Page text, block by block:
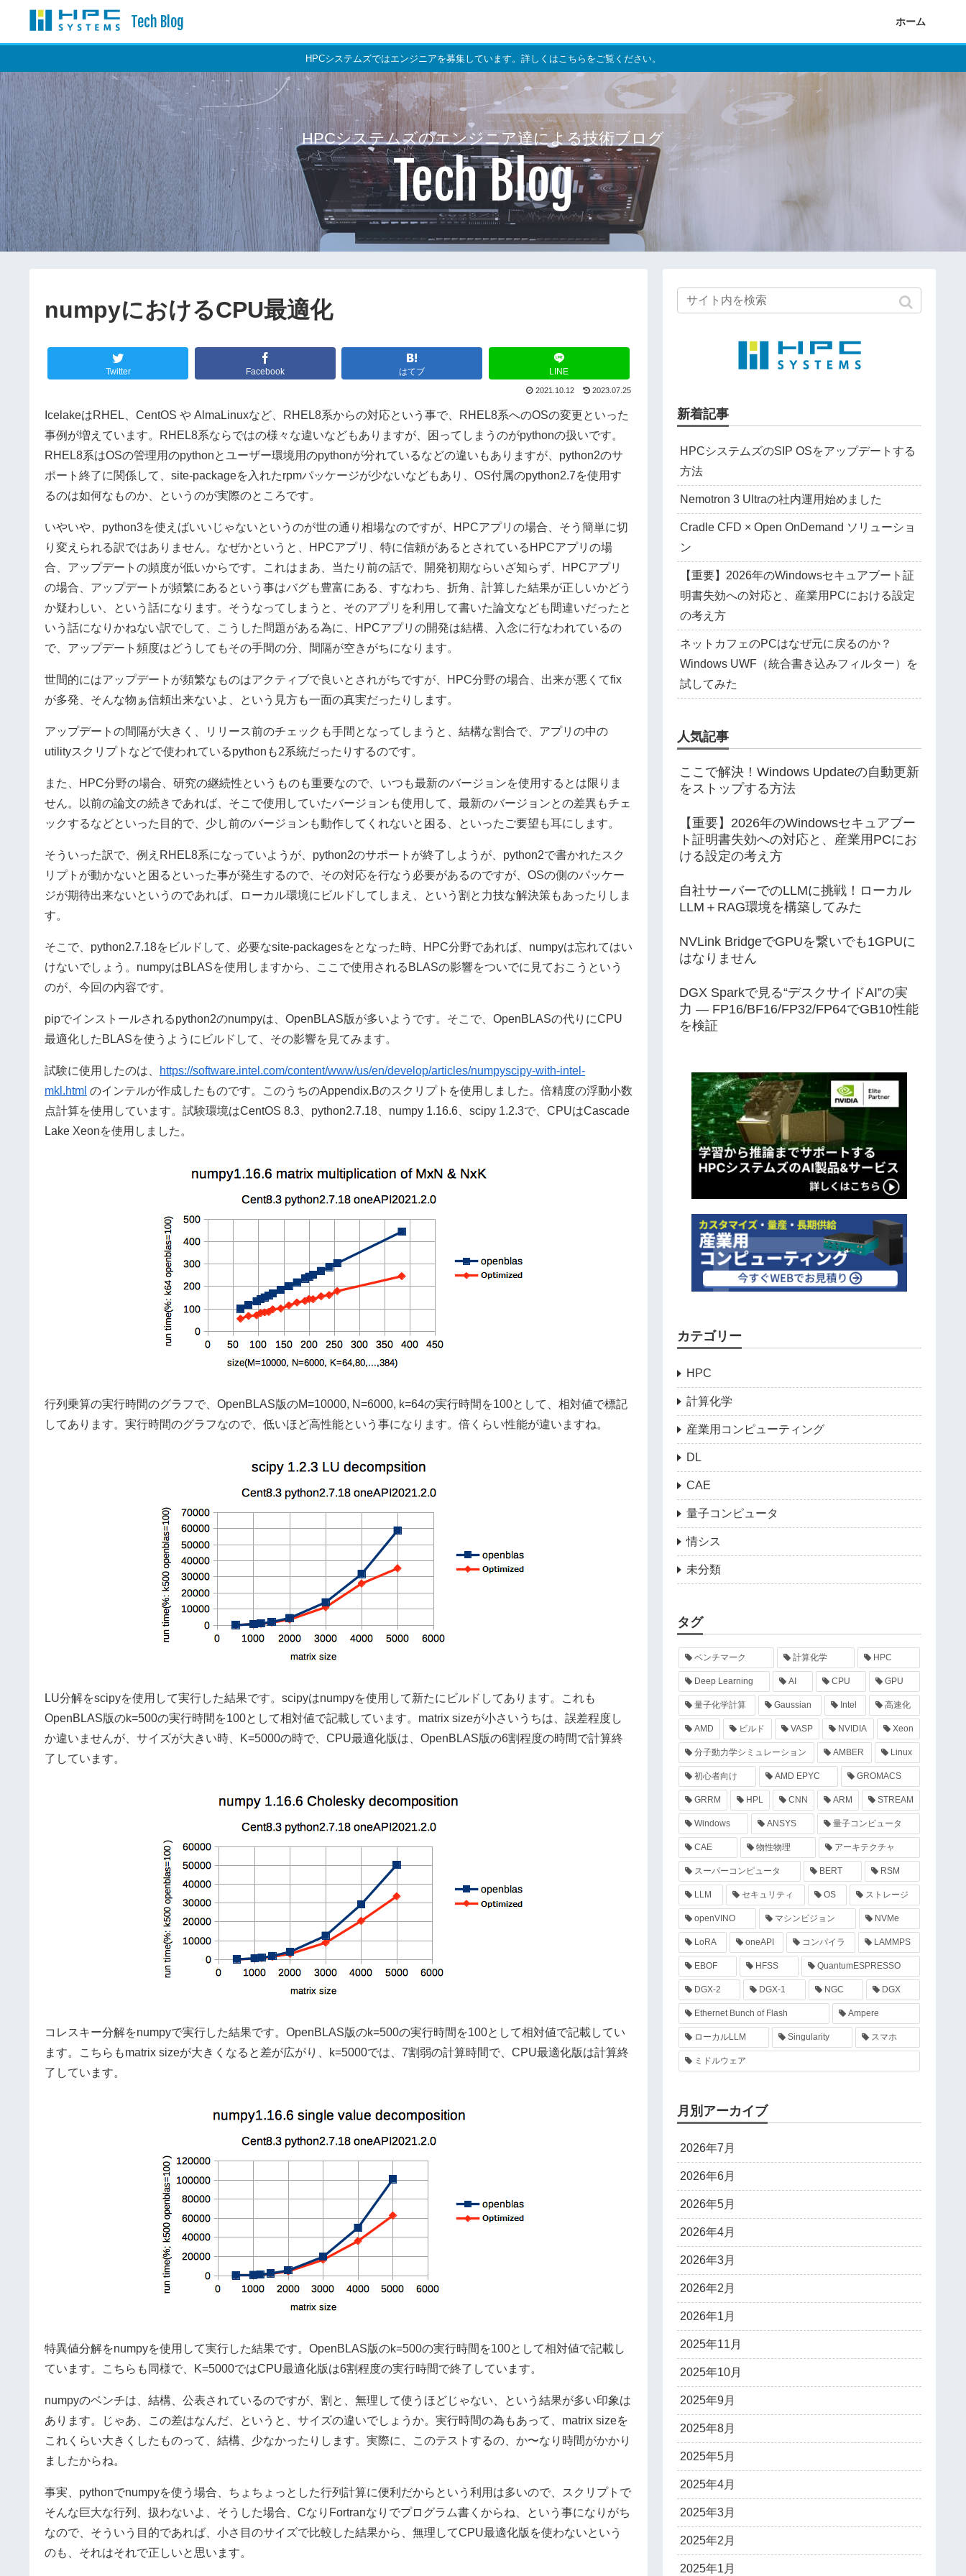
Tech Blog ホーム
HPCシステムズではエンジニアを募集しています。詳しくはこちらをご覧ください。
HPCシステムズのエンジニア達による技術ブログ
Tech Blog
numpyにおけるCPU最適化
Twitter Facebook はてブ LINE
2021.10.12 2023.07.25
IcelakeはRHEL、CentOS や AlmaLinuxなど、RHEL8系からの対応という事で、RHEL8系へのOSの変更といった
事例が増えています。RHEL8系ならではの様々な違いなどもありますが、困ってしまうのがpythonの扱いです。
RHEL8系はOSの管理用のpythonとユーザー環境用のpythonが分れているなどの違いもありますが、python2のサ
ポート終了に関係して、site-packageを入れたrpmパッケージが少ないなどもあり、OS付属のpython2.7を使用す
るのは如何なものか、というのが実際のところです。
いやいや、python3を使えばいいじゃないというのが世の通り相場なのですが、HPCアプリの場合、そう簡単に切
り変えられる訳ではありません。なぜかというと、HPCアプリ、特に信頼があるとされているHPCアプリの場
合、アップデートの頻度が低いからです。これはまあ、当たり前の話で、開発初期ならいざ知らず、HPCアプリ
の場合、アップデートが頻繁にあるという事はバグも豊富にある、すなわち、折角、計算した結果が正しいかどう
か疑わしい、という話になります。そうなってしまうと、そのアプリを利用して書いた論文なども間違いだったと
いう話になりかねない訳でして、こうした問題がある為に、HPCアプリの開発は結構、入念に行なわれているの
で、アップデート頻度はどうしてもその手間の分、間隔が空きがちになります。
世間的にはアップデートが頻繁なものはアクティブで良いとされがちですが、HPC分野の場合、出来が悪くてfix
が多発、そんな物ぁ信頼出来ないよ、という見方も一面の真実だったりします。
アップデートの間隔が大きく、リリース前のチェックも手間となってしまうと、結構な割合で、アプリの中の
utilityスクリプトなどで使われているpythonも2系統だったりするのです。
また、HPC分野の場合、研究の継続性というものも重要なので、いつも最新のバージョンを使用するとは限りま
せん。以前の論文の続きであれば、そこで使用していたバージョンも使用して、最新のバージョンとの差異もチェ
ックするなどといった目的で、少し前のバージョンも動作してくれないと困る、といったご要望も耳にします。
そういった訳で、例えRHEL8系になっていようが、python2のサポートが終了しようが、python2で書かれたスク
リプトが動かないと困るといった事が発生するので、その対応を行なう必要があるのですが、OSの側のパッケー
ジが期待出来ないというのであれば、ローカル環境にビルドしてしまえ、という割と力技な解決策もあったりしま
す。
そこで、python2.7.18をビルドして、必要なsite-packagesをとなった時、HPC分野であれば、numpyは忘れてはい
けないでしょう。numpyはBLASを使用しますから、ここで使用されるBLASの影響をついでに見ておこうという
のが、今回の内容です。
pipでインストールされるpython2のnumpyは、OpenBLAS版が多いようです。そこで、OpenBLASの代りにCPU
最適化したBLASを使うようにビルドして、その影響を見てみます。
試験に使用したのは、
https://software.intel.com/content/www/us/en/develop/articles/numpyscipy-with-intel-
mkl.html のインテルが作成したものです。このうちのAppendix.Bのスクリプトを使用しました。倍精度の浮動小数
点計算を使用しています。試験環境はCentOS 8.3、python2.7.18、numpy 1.16.6、scipy 1.2.3で、CPUはCascade
Lake Xeonを使用しました。
行列乗算の実行時間のグラフで、OpenBLAS版のM=10000, N=6000, k=64の実行時間を100として、相対値で標記
してあります。実行時間のグラフなので、低いほど高性能という事になります。倍くらい性能が違いますね。
LU分解をscipyを使用して実行した結果です。scipyはnumpyを使用して新たにビルドしてあります。これも
OpenBLAS版のk=500の実行時間を100として相対値で記載しています。matrix sizeが小さいうちは、誤差程度し
か違いませんが、サイズが大きい時、K=5000の時で、CPU最適化版は、OpenBLAS版の6割程度の時間で計算終
了しています。
コレスキー分解をnumpyで実行した結果です。OpenBLAS版のk=500の実行時間を100として相対値で記載してい
ます。こちらもmatrix sizeが大きくなると差が広がり、k=5000では、7割弱の計算時間で、CPU最適化版は計算終
了しています。
特異値分解をnumpyを使用して実行した結果です。OpenBLAS版のk=500の実行時間を100として相対値で記載し
ています。こちらも同様で、K=5000ではCPU最適化版は6割程度の実行時間で終了しています。
numpyのベンチは、結構、公表されているのですが、割と、無理して使うほどじゃない、という結果が多い印象は
あります。じゃあ、この差はなんだ、というと、サイズの違いでしょうか。実行時間の為もあって、matrix sizeを
これくらい大きくしたものって、結構、少なかったりします。実際に、このテストするの、か〜なり時間がかかり
ましたからね。
事実、pythonでnumpyを使う場合、ちょちょっとした行列計算に便利だからという利用は多いので、スクリプトで
そんな巨大な行列、扱わないよ、そうした場合、CなりFortranなりでプログラム書くからね、という事になりがち
なので、そういう目的であれば、小さ目のサイズで比較した結果から、無理してCPU最適化版を使わないという
のも、それはそれで正しいと思います。
新着記事
HPCシステムズのSIP OSをアップデートする
方法
Nemotron 3 Ultraの社内運用始めました
Cradle CFD × Open OnDemand ソリューショ
ン
【重要】2026年のWindowsセキュアブート証
明書失効への対応と、産業用PCにおける設定
の考え方
ネットカフェのPCはなぜ元に戻るのか？
Windows UWF（統合書き込みフィルター）を
試してみた
人気記事
ここで解決！Windows Updateの自動更新
をストップする方法
【重要】2026年のWindowsセキュアブー
ト証明書失効への対応と、産業用PCにお
ける設定の考え方
自社サーバーでのLLMに挑戦！ローカル
LLM＋RAG環境を構築してみた
NVLink BridgeでGPUを繋いでも1GPUに
はなりません
DGX Sparkで見る“デスクサイドAI”の実
力 ― FP16/BF16/FP32/FP64でGB10性能
を検証
カテゴリー
HPC
計算化学
産業用コンピューティング
DL
CAE
量子コンピュータ
情シス
未分類
タグ
ベンチマーク 計算化学 HPC
Deep Learning AI CPU GPU
量子化学計算 Gaussian Intel 高速化
AMD ビルド VASP NVIDIA Xeon
分子動力学シミュレーション AMBER Linux
初心者向け AMD EPYC GROMACS
GRRM HPL CNN ARM STREAM
Windows ANSYS 量子コンピュータ
CAE 物性物理 アーキテクチャ
スーパーコンピュータ BERT RSM
LLM セキュリティ OS ストレージ
openVINO マシンビジョン NVMe
LoRA oneAPI コンパイラ LAMMPS
EBOF HFSS QuantumESPRESSO
DGX-2 DGX-1 NGC DGX
Ethernet Bunch of Flash Ampere
ローカルLLM Singularity スマホ
ミドルウェア
月別アーカイブ
2026年7月
2026年6月
2026年5月
2026年4月
2026年3月
2026年2月
2026年1月
2025年11月
2025年10月
2025年9月
2025年8月
2025年5月
2025年4月
2025年3月
2025年2月
2025年1月